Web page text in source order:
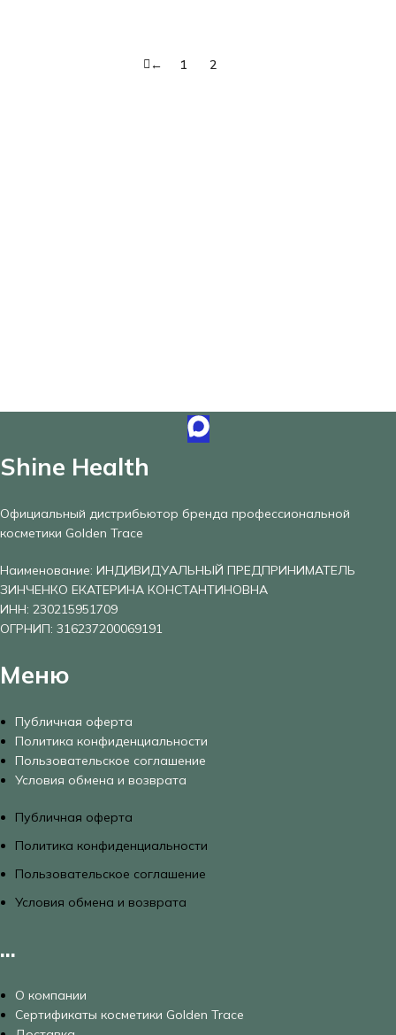
← 1 2
Shine Health
Официальный дистрибьютор бренда профессиональной
косметики Golden Trace
Наименование: ИНДИВИДУАЛЬНЫЙ ПРЕДПРИНИМАТЕЛЬ
ЗИНЧЕНКО ЕКАТЕРИНА КОНСТАНТИНОВНА
ИНН: 230215951709
ОГРНИП: 316237200069191
Меню
Публичная оферта
Политика конфиденциальности
Пользовательское соглашение
Условия обмена и возврата
Публичная оферта
Политика конфиденциальности
Пользовательское соглашение
Условия обмена и возврата
...
О компании
Сертификаты косметики Golden Trace